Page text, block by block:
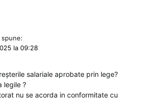
spune:
la 09:28
salariale aprobate prin lege?
legile ?
nu se acorda in conformitate cu